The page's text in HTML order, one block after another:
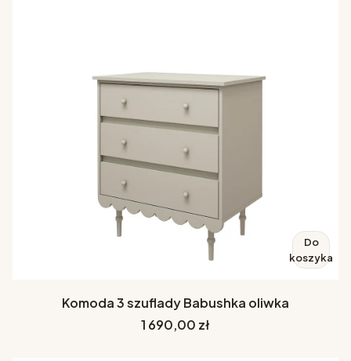
Do
koszyka
Komoda 3 szuflady Babushka oliwka
Cena
1 690,00 zł